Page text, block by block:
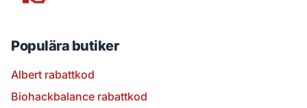
Populära butiker
Albert rabattkod
Biohackbalance rabattkod